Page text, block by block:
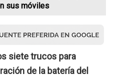
sus móviles
siete trucos para
de la batería del